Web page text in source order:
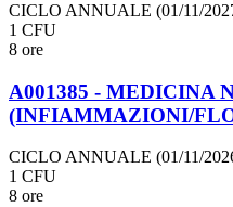
CICLO ANNUALE (01/11/
1 CFU
8 ore
A001385 - MEDICINA
(INFIAMMAZIONI/
CICLO ANNUALE (01/11/
1 CFU
8 ore